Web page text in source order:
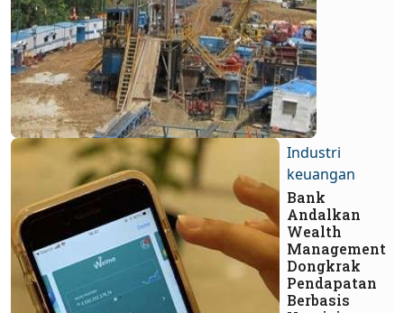
Industri
keuangan
Bank
Andalkan
Wealth
Management
Dongkrak
Pendapatan
Berbasis